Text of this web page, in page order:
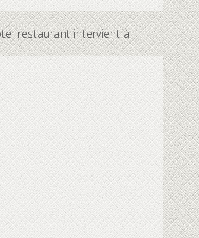
restaurant intervient à